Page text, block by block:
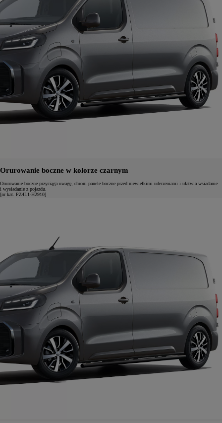
Orurowanie boczne w kolorze czarnym
Orurowanie boczne przyciąga uwagę, chroni panele boczne przed niewielkimi uderzeniami i ułatwia wsiadanie
i wysiadanie z pojazdu.
[nr kat. PZ4L1-H2910]